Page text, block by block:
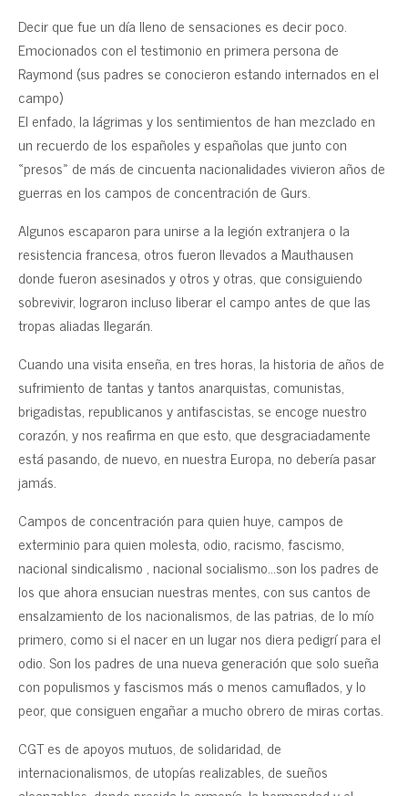
Decir que fue un día lleno de sensaciones es decir poco.
Emocionados con el testimonio en primera persona de
Raymond (sus padres se conocieron estando internados en el
campo)
El enfado, la lágrimas y los sentimientos de han mezclado en
un recuerdo de los españoles y españolas que junto con
«presos» de más de cincuenta nacionalidades vivieron años de
guerras en los campos de concentración de Gurs.
Algunos escaparon para unirse a la legión extranjera o la
resistencia francesa, otros fueron llevados a Mauthausen
donde fueron asesinados y otros y otras, que consiguiendo
sobrevivir, lograron incluso liberar el campo antes de que las
tropas aliadas llegarán.
Cuando una visita enseña, en tres horas, la historia de años de
sufrimiento de tantas y tantos anarquistas, comunistas,
brigadistas, republicanos y antifascistas, se encoge nuestro
corazón, y nos reafirma en que esto, que desgraciadamente
está pasando, de nuevo, en nuestra Europa, no debería pasar
jamás.
Campos de concentración para quien huye, campos de
exterminio para quien molesta, odio, racismo, fascismo,
nacional sindicalismo , nacional socialismo…son los padres de
los que ahora ensucian nuestras mentes, con sus cantos de
ensalzamiento de los nacionalismos, de las patrias, de lo mío
primero, como si el nacer en un lugar nos diera pedigrí para el
odio. Son los padres de una nueva generación que solo sueña
con populismos y fascismos más o menos camuflados, y lo
peor, que consiguen engañar a mucho obrero de miras cortas.
CGT es de apoyos mutuos, de solidaridad, de
internacionalismos, de utopías realizables, de sueños